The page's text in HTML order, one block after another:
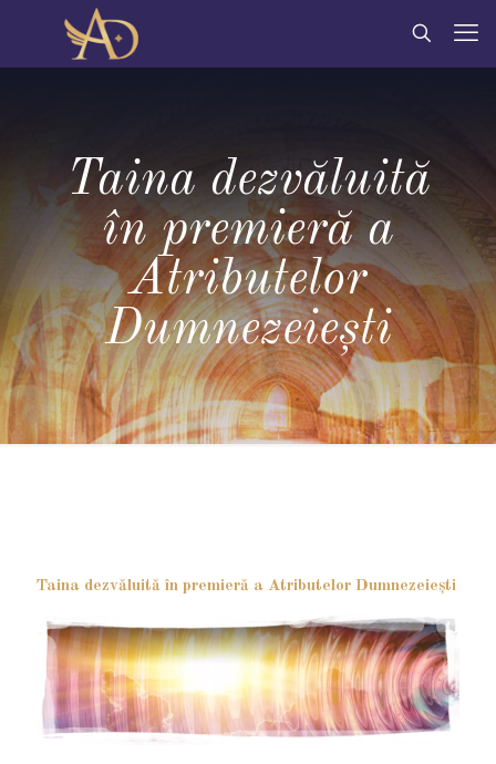
Taina dezvăluită
în premieră a
Atributelor
Dumnezeiești
Taina dezvăluită în premieră a Atributelor Dumnezeiești